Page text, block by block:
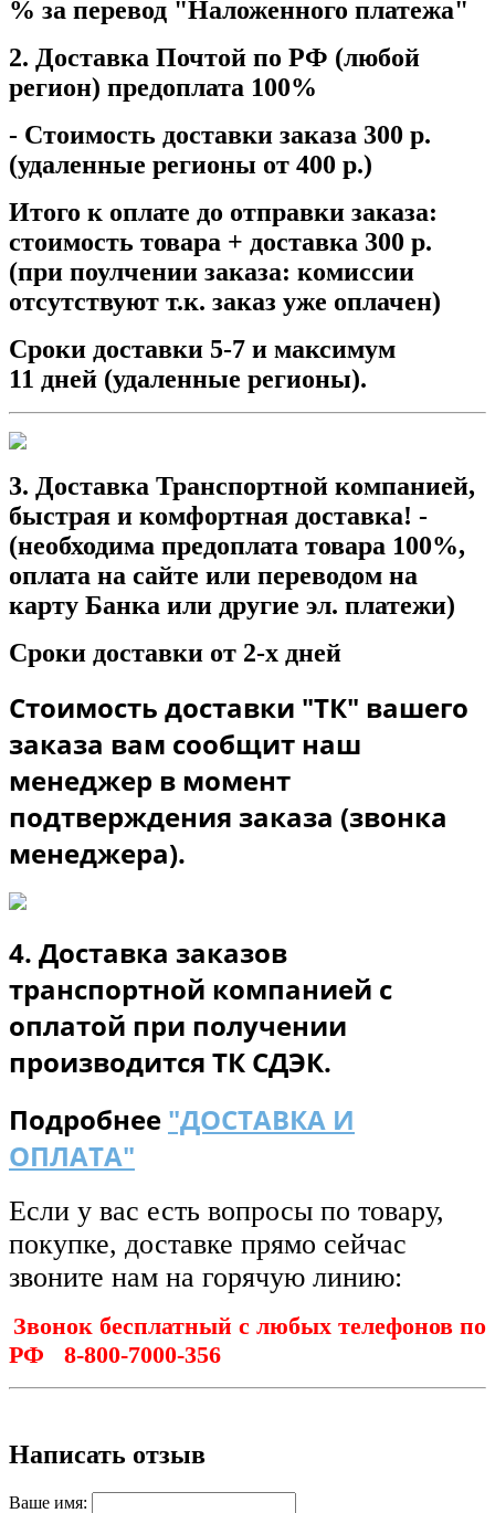
% за перевод "Наложенного платежа"
2. Доставка Почтой по РФ (любой
регион) предоплата 100%
- Стоимость доставки заказа 300 р.
(удаленные регионы от 400 р.)
Итого к оплате до отправки заказа:
стоимость товара + доставка 300 р.
(при поулчении заказа: комиссии
отсутствуют т.к. заказ уже оплачен)
Сроки доставки 5-7 и максимум
11 дней (удаленные регионы).
3. Доставка Транспортной компанией,
быстрая и комфортная доставка! -
(необходима предоплата товара 100%,
оплата на сайте или переводом на
карту Банка или другие эл. платежи)
Сроки доставки от 2-х дней
Стоимость доставки "ТК" вашего
заказа вам сообщит наш
менеджер в момент
подтверждения заказа (звонка
менеджера).
4. Доставка заказов
транспортной компанией с
оплатой при получении
производится ТК СДЭК.
Подробнее "ДОСТАВКА И
ОПЛАТА"
Если у вас есть вопросы по товару,
покупке, доставке прямо сейчас
звоните нам на горячую линию:
Звонок бесплатный с любых телефонов по
РФ
8-800-7000-356
Написать отзыв
Ваше имя: